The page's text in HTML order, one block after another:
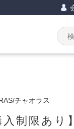
チャオラス
入制限あ